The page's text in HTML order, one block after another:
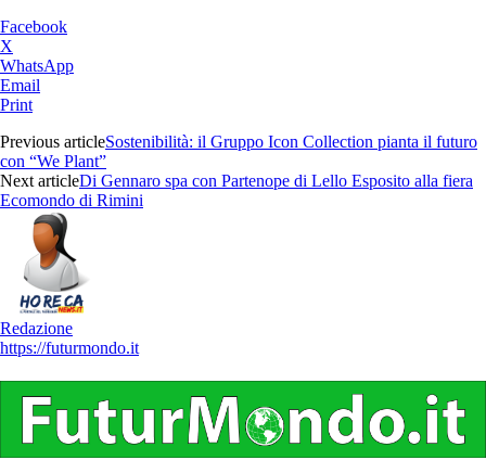
Facebook
X
WhatsApp
Email
Print
Previous articleSostenibilità: il Gruppo Icon Collection pianta il futuro
con “We Plant”
Next articleDi Gennaro spa con Partenope di Lello Esposito alla fiera
Ecomondo di Rimini
Redazione
https://futurmondo.it